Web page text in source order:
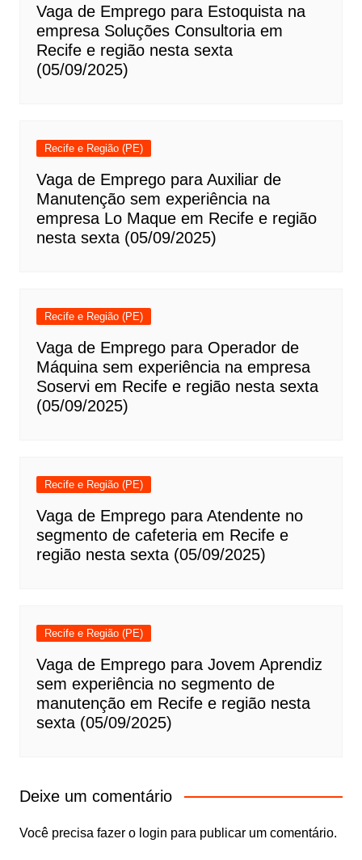
Vaga de Emprego para Estoquista na
empresa Soluções Consultoria em
Recife e região nesta sexta
(05/09/2025)
Recife e Região (PE)
Vaga de Emprego para Auxiliar de
Manutenção sem experiência na
empresa Lo Maque em Recife e região
nesta sexta (05/09/2025)
Recife e Região (PE)
Vaga de Emprego para Operador de
Máquina sem experiência na empresa
Soservi em Recife e região nesta sexta
(05/09/2025)
Recife e Região (PE)
Vaga de Emprego para Atendente no
segmento de cafeteria em Recife e
região nesta sexta (05/09/2025)
Recife e Região (PE)
Vaga de Emprego para Jovem Aprendiz
sem experiência no segmento de
manutenção em Recife e região nesta
sexta (05/09/2025)
Deixe um comentário
Você precisa fazer o login para publicar um comentário.